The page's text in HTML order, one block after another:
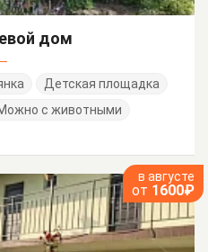
дом
Детская площадка
с животными
в августе
от 1600₽